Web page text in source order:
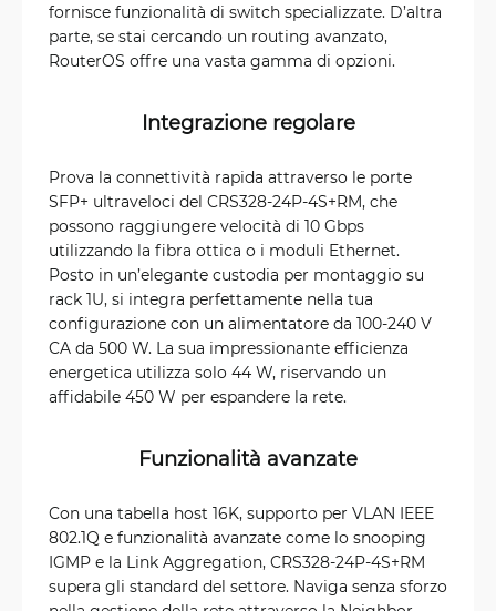
fornisce funzionalità di switch specializzate. D’altra
parte, se stai cercando un routing avanzato,
RouterOS offre una vasta gamma di opzioni.
Integrazione regolare
Prova la connettività rapida attraverso le porte
SFP+ ultraveloci del CRS328-24P-4S+RM, che
possono raggiungere velocità di 10 Gbps
utilizzando la fibra ottica o i moduli Ethernet.
Posto in un’elegante custodia per montaggio su
rack 1U, si integra perfettamente nella tua
configurazione con un alimentatore da 100-240 V
CA da 500 W. La sua impressionante efficienza
energetica utilizza solo 44 W, riservando un
affidabile 450 W per espandere la rete.
Funzionalità avanzate
Con una tabella host 16K, supporto per VLAN IEEE
802.1Q e funzionalità avanzate come lo snooping
IGMP e la Link Aggregation, CRS328-24P-4S+RM
supera gli standard del settore. Naviga senza sforzo